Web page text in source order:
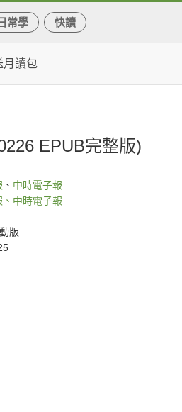
日常學 快讀
月讀包
EPUB完整版)
、 中時電子報
、中時電子報
版